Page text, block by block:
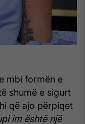
mbi formën e
shumë e sigurt
që ajo përpiqet
im është një